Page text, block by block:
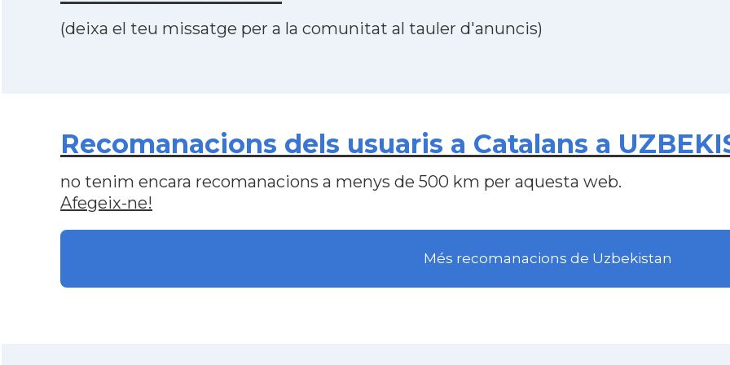
(deixa el teu missatge per a la comunitat al tauler d'anuncis)
Recomanacions dels usuaris a Catalans a
no tenim encara recomanacions a menys de 500 km per aquesta web.
Afegeix-ne!
Més recomanacions de Uzbekistan